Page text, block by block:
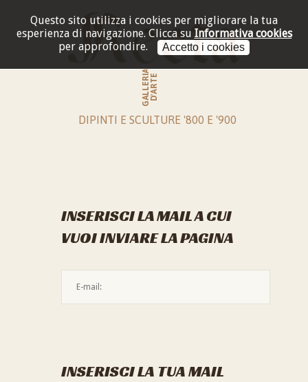
Questo sito utilizza i cookies per migliorare la tua
esperienza di navigazione. Clicca su Informativa cookies
per approfondire.
Accetto i cookies
GALLERIAD'ARTE
DIPINTI E SCULTURE '800 E '900
INSERISCI LA MAIL A CUI
VUOI INVIARE LA PAGINA
INSERISCI LA TUA MAIL